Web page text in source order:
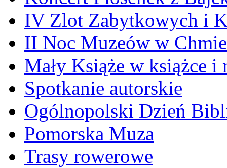
IV Zlot Zabytkowych i
II Noc Muzeów w
Mały Książe w książce i
Spotkanie autorskie
Ogólnopolski Dzień
Pomorska Muza
Trasy rowerowe